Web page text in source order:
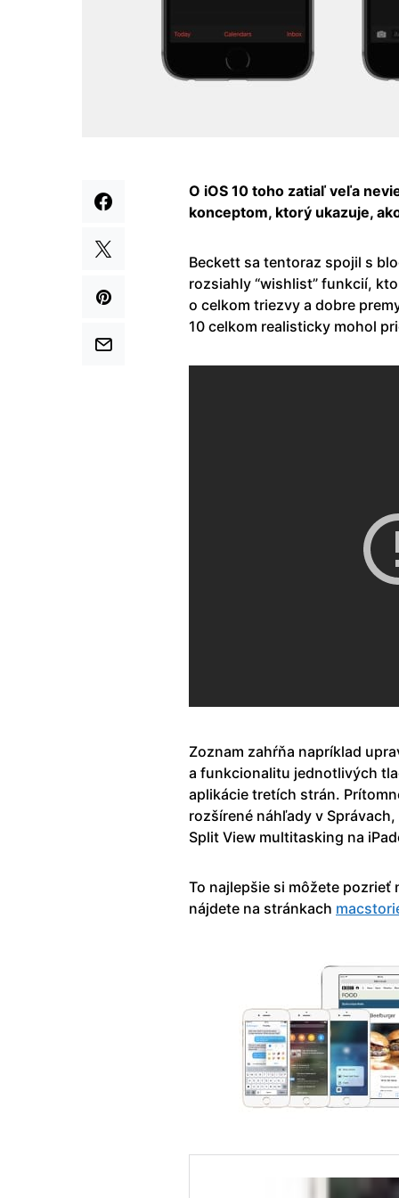
O iOS 10 toho zatiaľ veľa
konceptom, ktorý ukazuje,
Beckett sa tentoraz spojil s
rozsiahly “wishlist” funkcií,
o celkom triezvy a dobre
10 celkom realisticky mohol
Zoznam zahŕňa napríklad
a funkcionalitu jednotlivých
aplikácie tretích strán.
rozšírené náhľady v
Split View multitasking na
To najlepšie si môžete
nájdete na stránkach